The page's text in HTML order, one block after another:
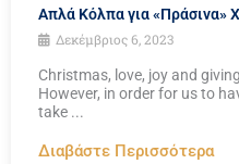
Απλά Κόλπα για «Πράσινα»
Δεκέμβριος 6, 2023
Christmas, love, joy and
However, in order for us to
take ...
Διαβάστε Περισσότερα